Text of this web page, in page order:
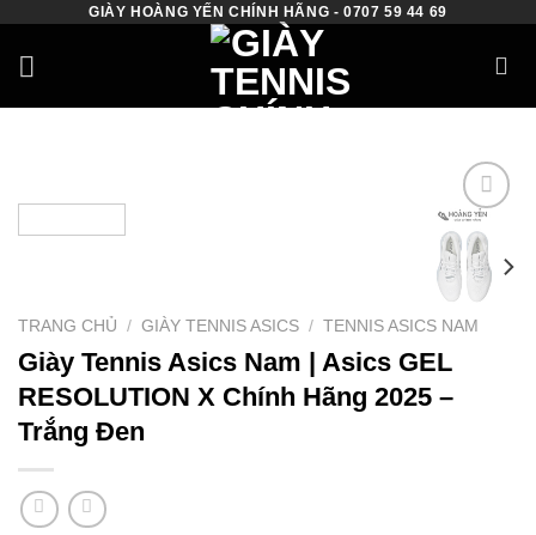
content
GIÀY HOÀNG YẾN CHÍNH HÃNG - 0707 59 44 69
Add to
wishlist
TRANG CHỦ / GIÀY TENNIS ASICS / TENNIS ASICS NAM
Giày Tennis Asics Nam | Asics GEL
RESOLUTION X Chính Hãng 2025 –
Trắng Đen